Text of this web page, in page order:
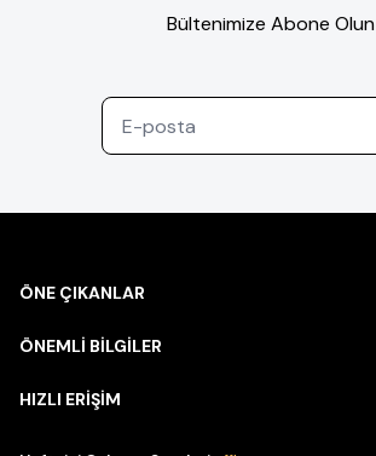
Bültenimize Abone Olun
ÖNE ÇIKANLAR
ÖNEMLİ BİLGİLER
HIZLI ERİŞİM